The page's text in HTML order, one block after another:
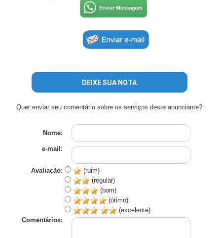
DEIXE SUA NOTA
Quer enviar seu comentário sobre os serviços deste anunciante?
Nome:
e-mail:
Avaliação:
(ruim)
(regular)
(bom)
(ótimo)
(excelente)
Comentários: